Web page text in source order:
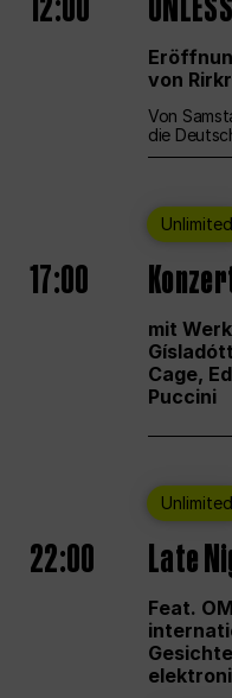
von
Von
die
Unlimited
17:00
mit
Cage,
Puccini
Unlimited
22:00 Late
Feat.